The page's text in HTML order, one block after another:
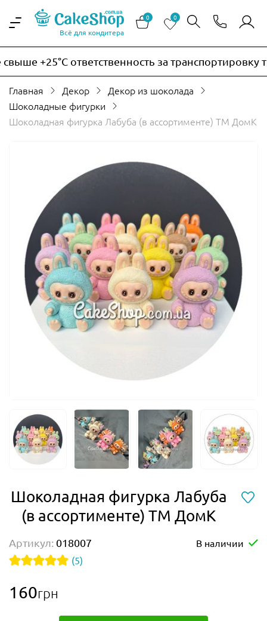
Всё для кондитера
0 0
+25°C ответственность за транспортировку
Главная Декор
Декор из шоколада
Шоколадные фигурки
Шоколадная фигурка Лабуба (в ассортименте) ТМ ДомК
Шоколадная фигурка Лабуба
(в ассортименте) ТМ ДомК
Артикул: 018007
В наличии
(5)
160грн